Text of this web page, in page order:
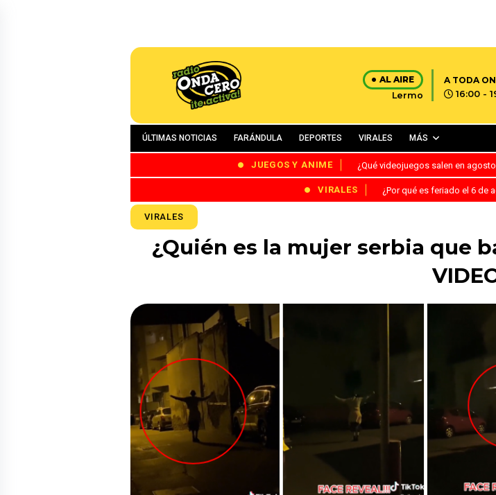
AL AIRE
Lermo
A TODA
16:00 -
ÚLTIMAS NOTICIAS FARÁNDULA DEPORTES VIRALES MÁS
JUEGOS Y ANIME ¿Qué videojuegos salen en
VIRALES ¿Por qué es feriado el 6 de
VIRALES
¿Quién es la mujer serbia que